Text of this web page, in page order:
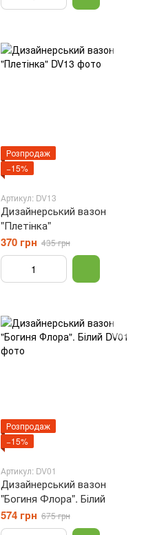
Розпродаж
−15%
Артикул: DV13
Дизайнерський вазон
"Плетінка"
370 грн 435 грн
Розпродаж
−15%
Артикул: DV01
Дизайнерський вазон
"Богиня Флора". Білий
574 грн 675 грн